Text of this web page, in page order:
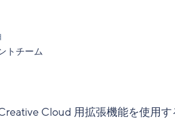
トチーム
Cloud 用拡張機能を使用す